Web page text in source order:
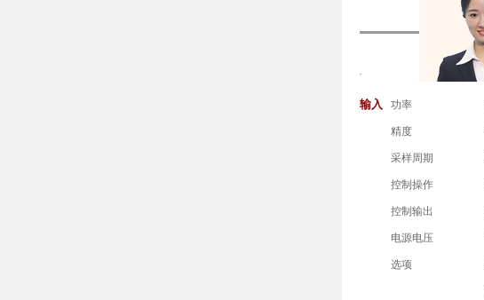
输入 功率
精度
采样周期
控制操作
控制输出
电源电压
选项